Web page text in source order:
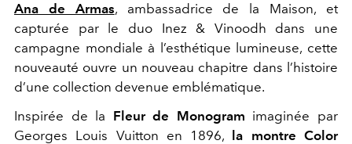
Ana de Armas, ambassadrice de la Maison, et
capturée par le duo Inez & Vinoodh dans une
campagne mondiale à l’esthétique lumineuse, cette
nouveauté ouvre un nouveau chapitre dans l’histoire
d’une collection devenue emblématique.
Inspirée de la Fleur de Monogram imaginée par
Georges Louis Vuitton en 1896,
la montre Color